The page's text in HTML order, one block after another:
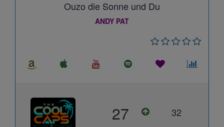
Ouzo die Sonne und Du
ANDY PAT
27 32